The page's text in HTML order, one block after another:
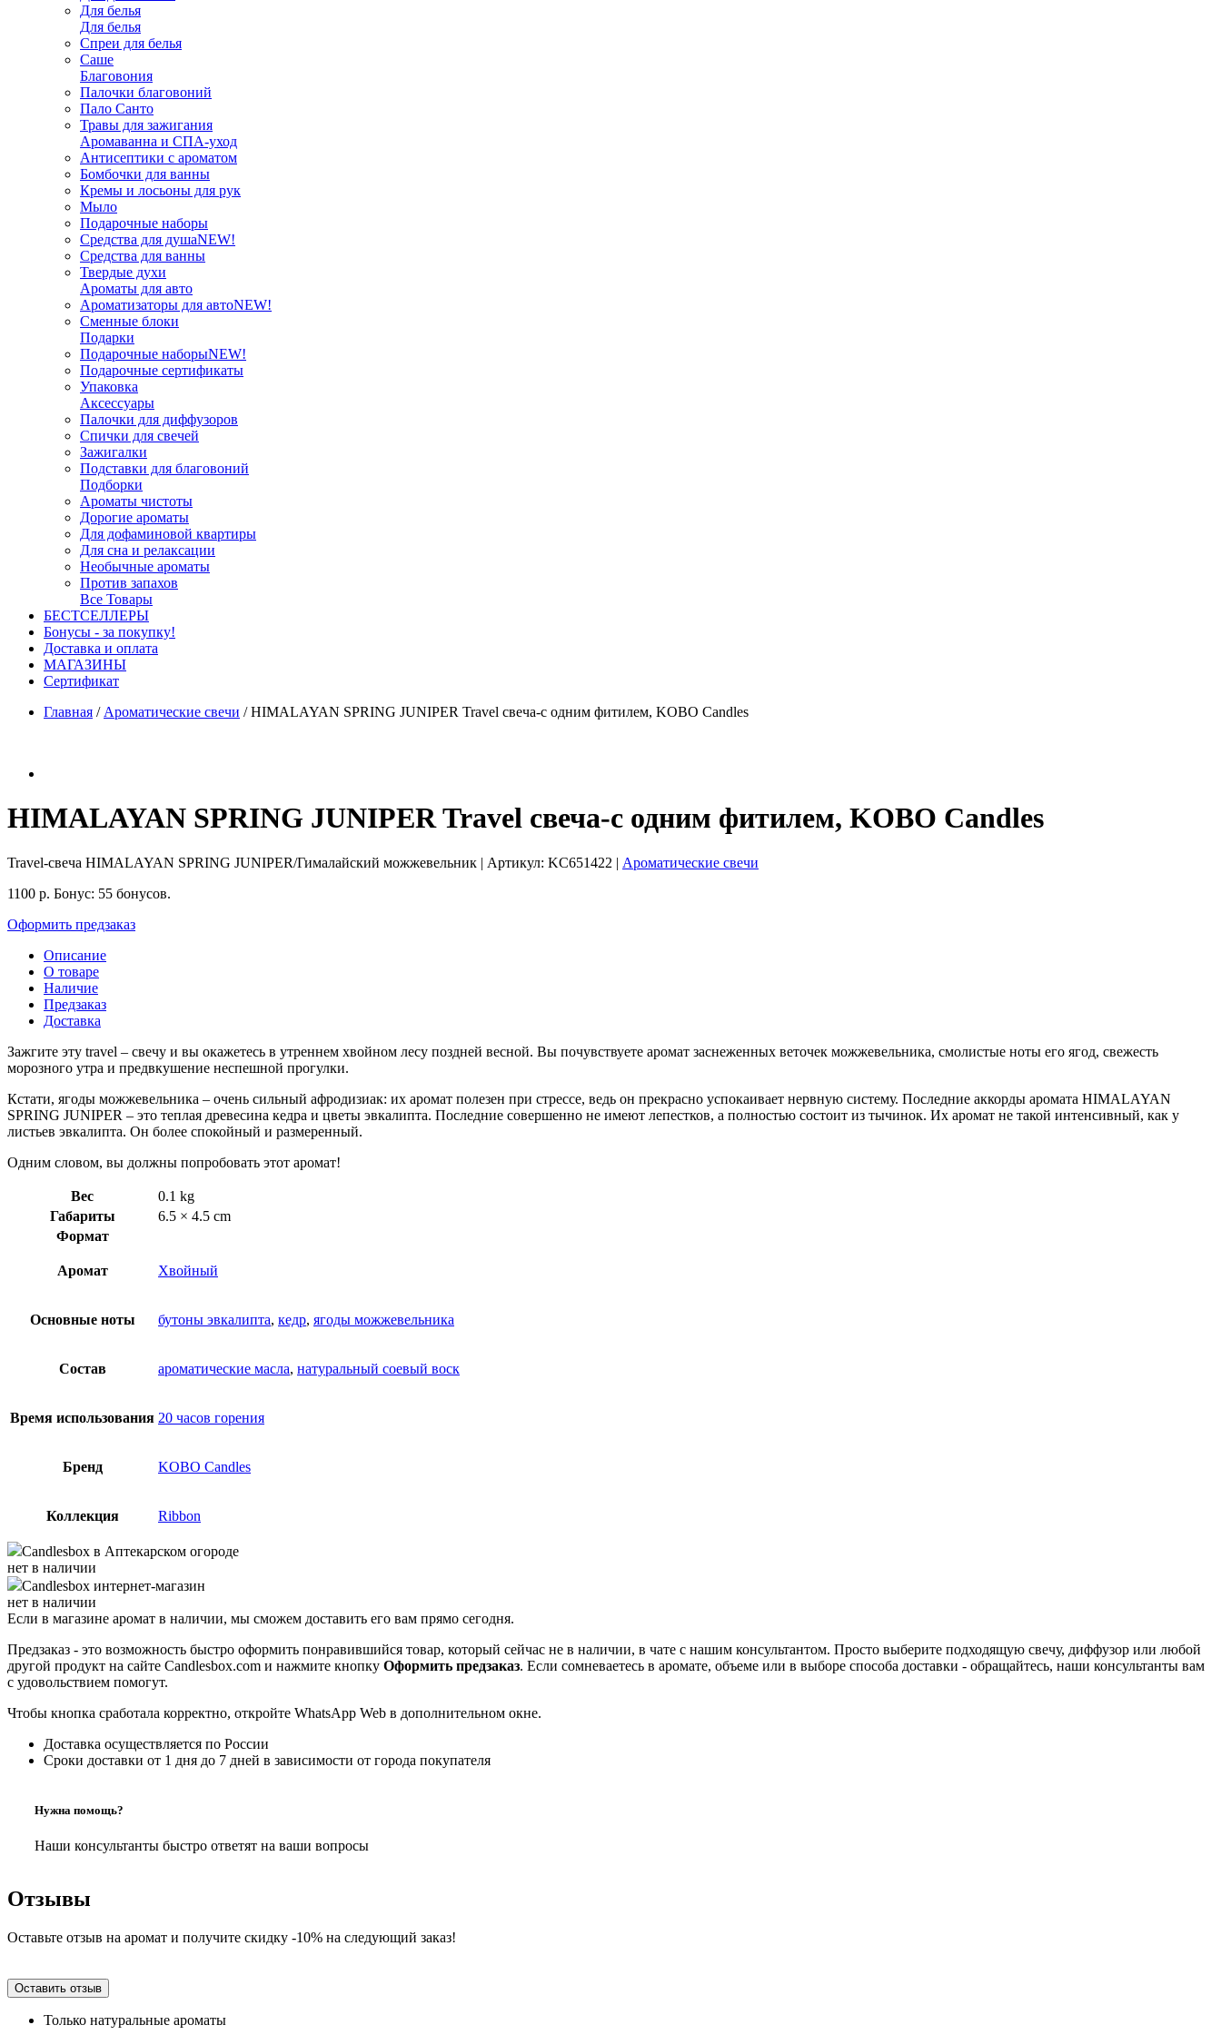
Для белья
Для белья
Спреи для белья
Саше
Благовония
Палочки благовоний
Пало Санто
Травы для зажигания
Аромаванна и СПА-уход
Антисептики с ароматом
Бомбочки для ванны
Кремы и лосьоны для рук
Мыло
Подарочные наборы
Средства для душаNEW!
Средства для ванны
Твердые духи
Ароматы для авто
Ароматизаторы для автоNEW!
Сменные блоки
Подарки
Подарочные наборыNEW!
Подарочные сертификаты
Упаковка
Аксессуары
Палочки для диффузоров
Спички для свечей
Зажигалки
Подставки для благовоний
Подборки
Ароматы чистоты
Дорогие ароматы
Для дофаминовой квартиры
Для сна и релаксации
Необычные ароматы
Против запахов
Все Товары
БЕСТСЕЛЛЕРЫ
Бонусы - за покупку!
Доставка и оплата
МАГАЗИНЫ
Cертификат
Главная / Ароматические свечи /HIMALAYAN SPRING JUNIPER Travel свеча-с одним фитилем, KOBO Candles
HIMALAYAN SPRING JUNIPER Travel свеча-с одним фитилем, KOBO Candles
Travel-свеча HIMALAYAN SPRING JUNIPER/Гималайский можжевельник | Артикул: KC651422 | Ароматические свечи
1100 р. Бонус: 55 бонусов.
Оформить предзаказ
Описание
О товаре
Наличие
Предзаказ
Доставка
Зажгите эту travel – свечу и вы окажетесь в утреннем хвойном лесу поздней весной. Вы почувствуете аромат заснеженных веточек можжевельника, смолистые ноты его ягод, свежесть
морозного утра и предвкушение неспешной прогулки.
Кстати, ягоды можжевельника – очень сильный афродизиак: их аромат полезен при стрессе, ведь он прекрасно успокаивает нервную систему. Последние аккорды аромата HIMALAYAN
SPRING JUNIPER – это теплая древесина кедра и цветы эвкалипта. Последние совершенно не имеют лепестков, а полностью состоит из тычинок. Их аромат не такой интенсивный, как у
листьев эвкалипта. Он более спокойный и размеренный.
Одним словом, вы должны попробовать этот аромат!
Вес
0.1 kg
Габариты
6.5 × 4.5 cm
Формат
Аромат Хвойный
Основные ноты бутоны эвкалипта, кедр, ягоды можжевельника
Состав ароматические масла, натуральный соевый воск
Время использования 20 часов горения
Бренд KOBO Candles
Коллекция Ribbon
Candlesbox в Аптекарском огороде
нет в наличии
Candlesbox интернет-магазин
нет в наличии
Если в магазине аромат в наличии, мы сможем доставить его вам прямо сегодня.
Предзаказ - это возможность быстро оформить понравившийся товар, который сейчас не в наличии, в чате с нашим консультантом. Просто выберите подходящую свечу, диффузор или любой
другой продукт на сайте Candlesbox.com и нажмите кнопку Оформить предзаказ. Если сомневаетесь в аромате, объеме или в выборе способа доставки - обращайтесь, наши консультанты вам
с удовольствием помогут.
Чтобы кнопка сработала корректно, откройте WhatsApp Web в дополнительном окне.
Доставка осуществляется по России
Сроки доставки от 1 дня до 7 дней в зависимости от города покупателя
Нужна помощь?
Наши консультанты быстро ответят на ваши вопросы
Отзывы
Оставьте отзыв на аромат и получите скидку -10% на следующий заказ!
Оставить отзыв
Только натуральные ароматы